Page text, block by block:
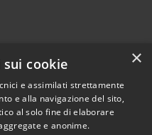
Copyright © 2026 • Città di
×
cookie
e assimilati strettamente
e alla navigazione del sito,
al solo fine di elaborare
e anonime.